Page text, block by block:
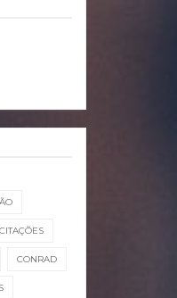
CITAÇÕES
CONRAD